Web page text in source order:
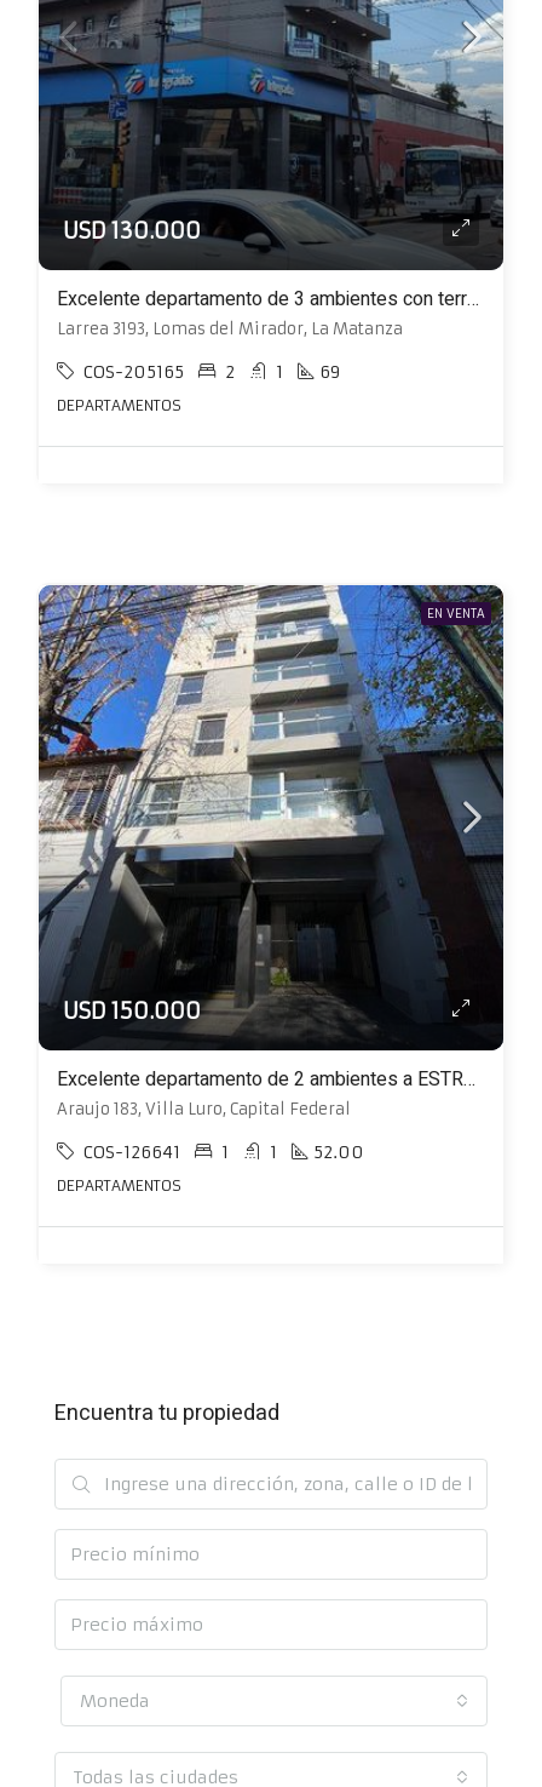
USD 130.000
Excelente departamento de 3 ambientes con terraza con detalles de categoría
Larrea 3193, Lomas del Mirador, La Matanza
COS-205165 2 1 69
DEPARTAMENTOS
EN VENTA
USD 150.000
Excelente departamento de 2 ambientes a ESTRENAR con balcón al frente
Araujo 183, Villa Luro, Capital Federal
COS-126641 1 1 52.00
DEPARTAMENTOS
Encuentra tu propiedad
Moneda
Todas las ciudades